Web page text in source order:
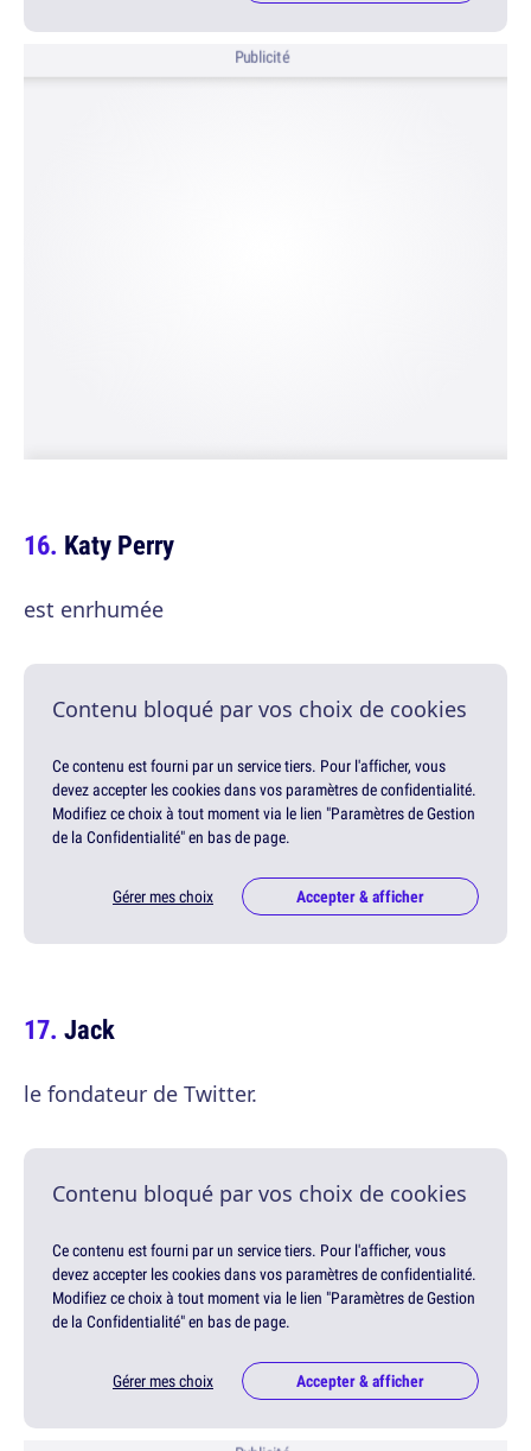
Publicité
Katy Perry
est enrhumée
Contenu bloqué par vos choix de cookies
Ce contenu est fourni par un service tiers. Pour l'afficher, vous
devez accepter les cookies dans vos paramètres de confidentialité.
Modifiez ce choix à tout moment via le lien "Paramètres de Gestion
de la Confidentialité" en bas de page.
Gérer mes choix Accepter & afficher
Jack
le fondateur de Twitter.
Contenu bloqué par vos choix de cookies
Ce contenu est fourni par un service tiers. Pour l'afficher, vous
devez accepter les cookies dans vos paramètres de confidentialité.
Modifiez ce choix à tout moment via le lien "Paramètres de Gestion
de la Confidentialité" en bas de page.
Gérer mes choix Accepter & afficher